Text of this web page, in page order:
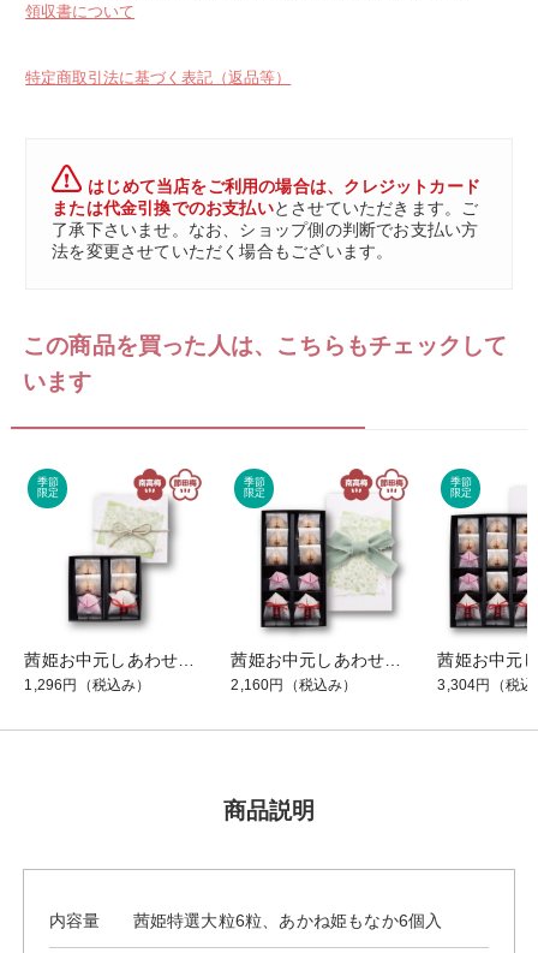
領収書について
特定商取引法に基づく表記（返品等）
はじめて当店をご利用の場合は、クレジットカード
または代金引換でのお支払いとさせていただきます。ご
了承下さいませ。なお、ショップ側の判断でお支払い方
法を変更させていただく場合もございます。
この商品を買った人は、こちらもチェックして
います
1,296円 （税込み） 2,160円 （税込み） 3,304円 （税
商品説明
内容量 茜姫特選大粒6粒、あかね姫もなか6個入